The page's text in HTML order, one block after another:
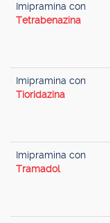
Imipramina con
Tetrabenazina
Imipramina con
Tioridazina
Imipramina con
Tramadol